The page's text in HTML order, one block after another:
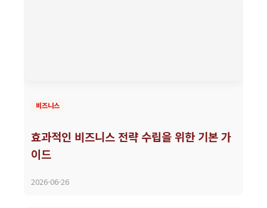
비즈니스
효과적인 비즈니스 전략 수립을 위한 기본 가
이드
2026-06-26